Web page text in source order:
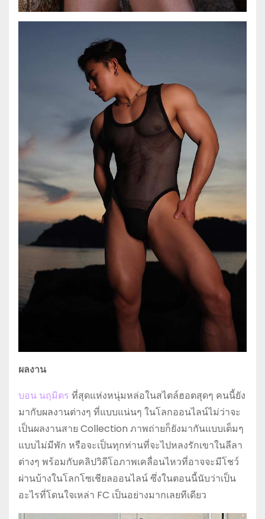
ผลงาน
บอน นฤมิตร ที่สุดแห่งหนุ่มหล่อในสไตล์ฮอตสุดๆ คนนี้ยัง
มากับผลงานต่างๆ ที่แบบแน่นๆ ในโลกออนไลน์ไม่ว่าจะ
เป็นผลงานสาย Collection ภาพถ่ายก็ยังมากันแบบเต็มๆ
แบบไม่มีพัก หรือจะเป็นทุกท่านที่จะไปหลงรักเขาในลีลา
ต่างๆ พร้อมกับคลิปวิดีโอภาพเคลื่อนไหวที่อาจจะมีโชว์
ผ่านบ้างในโลกโซเชียลออนไลน์ ซึ่งในตอนนี้นับว่าเป็น
อะไรที่โดนใจเหล่า FC เป็นอย่างมากเลยทีเดียว